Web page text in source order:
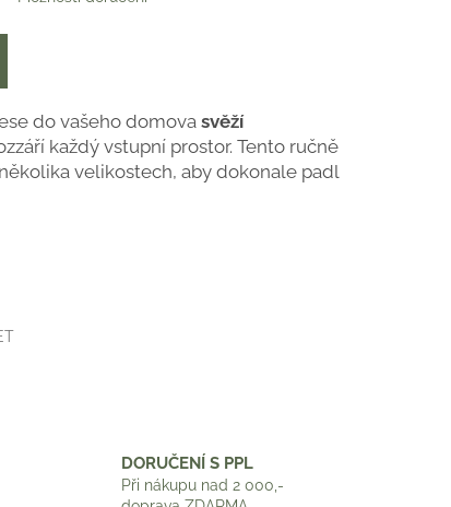
do vašeho domova svěží
každý vstupní prostor. Tento ručně
velikostech, aby dokonale padl
DORUČENÍ S PPL
Při nákupu nad 2 000,-